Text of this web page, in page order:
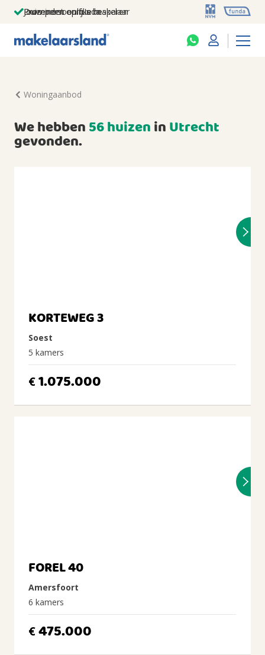
Jouw persoonlijke makelaar
Duizenden euro's besparen
Prominent op funda
Woningaanbod
We hebben56 huizeninUtrecht
gevonden.
KORTEWEG 3
Soest
5 kamers
€1.075.000
FOREL 40
Amersfoort
6 kamers
€475.000